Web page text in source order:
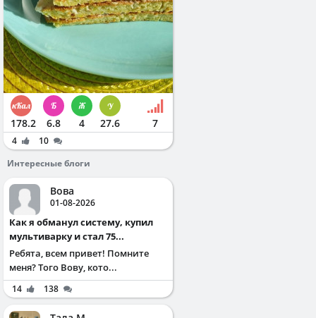
178.2 6.8 4 27.6 7
4
10
Интересные блоги
Вова
01-08-2026
Как я обманул систему, купил
мультиварку и стал 75...
Ребята, всем привет! Помните
меня? Того Вову, кото...
14 138